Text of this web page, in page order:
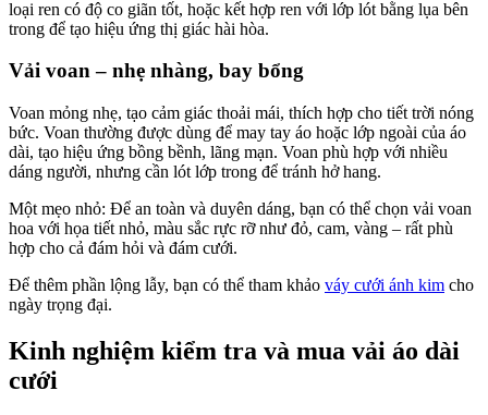
loại ren có độ co giãn tốt, hoặc kết hợp ren với lớp lót bằng lụa bên
trong để tạo hiệu ứng thị giác hài hòa.
Vải voan – nhẹ nhàng, bay bổng
Voan mỏng nhẹ, tạo cảm giác thoải mái, thích hợp cho tiết trời nóng
bức. Voan thường được dùng để may tay áo hoặc lớp ngoài của áo
dài, tạo hiệu ứng bồng bềnh, lãng mạn. Voan phù hợp với nhiều
dáng người, nhưng cần lót lớp trong để tránh hở hang.
Một mẹo nhỏ: Để an toàn và duyên dáng, bạn có thể chọn vải voan
hoa với họa tiết nhỏ, màu sắc rực rỡ như đỏ, cam, vàng – rất phù
hợp cho cả đám hỏi và đám cưới.
Để thêm phần lộng lẫy, bạn có thể tham khảo váy cưới ánh kim cho
ngày trọng đại.
Kinh nghiệm kiểm tra và mua vải áo dài
cưới